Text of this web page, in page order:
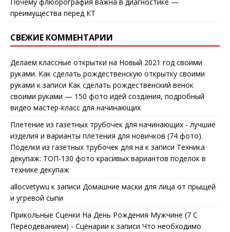
преимущества перед КТ
СВЕЖИЕ КОММЕНТАРИИ
Делаем классные открытки на Новый 2021 год своими
руками. Как сделать рождественскую открытку своими
руками к записи Как сделать рождественский венок
своими руками — 150 фото идей создания, подробный
видео мастер-класс для начинающих
Плетение из газетных трубочек для начинающих - лучшие
изделия и варианты плетения для новичков (74 фото).
Поделки из газетных трубочек для на к записи Техника
декупаж: ТОП-130 фото красивых вариантов поделок в
технике декупаж
allocvetywu к записи Домашние маски для лица от прыщей
и угревой сыпи
Прикольные Сценки На День Рождения Мужчине (7 С
Переодеванием) - Сценарии к записи Что необходимо